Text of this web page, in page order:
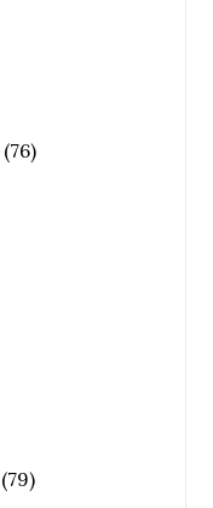
(76)
(79)